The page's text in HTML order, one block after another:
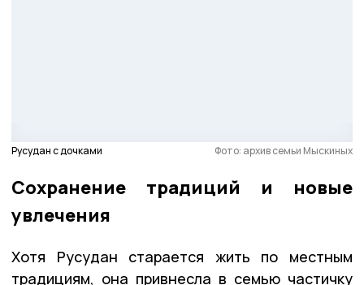
Русудан с дочками Фото: архив семьи Мыскиных
Сохранение традиций и новые
увлечения
Хотя Русудан старается жить по местным
традициям, она привнесла в семью частичку